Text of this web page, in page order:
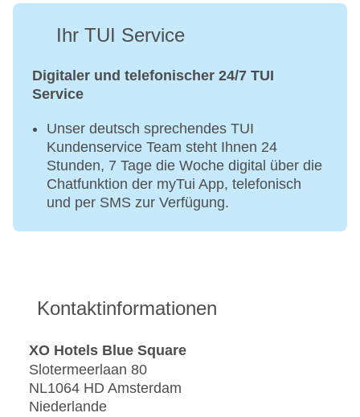
Ihr TUI Service
Digitaler und telefonischer 24/7 TUI
Service
Unser deutsch sprechendes TUI
Kundenservice Team steht Ihnen 24
Stunden, 7 Tage die Woche digital über die
Chatfunktion der myTui App, telefonisch
und per SMS zur Verfügung.
Kontaktinformationen
XO Hotels Blue Square
Slotermeerlaan 80
NL1064 HD Amsterdam
Niederlande